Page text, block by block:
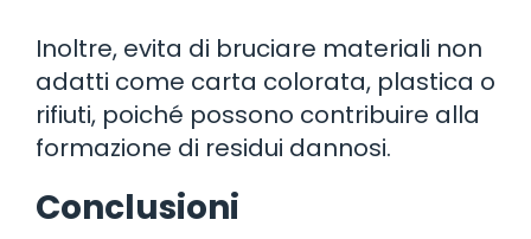
Inoltre, evita di bruciare materiali non
adatti come carta colorata, plastica o
rifiuti, poiché possono contribuire alla
formazione di residui dannosi.
Conclusioni